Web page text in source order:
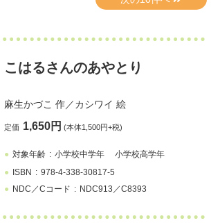
こはるさんのあやとり
麻生かづこ 作／カシワイ 絵
定価 1,650円 (本体1,500円+税)
対象年齢 小学校中学年
小学校高学年
ISBN
978-4-338-30817-5
NDC／Cコード
NDC913／C8393